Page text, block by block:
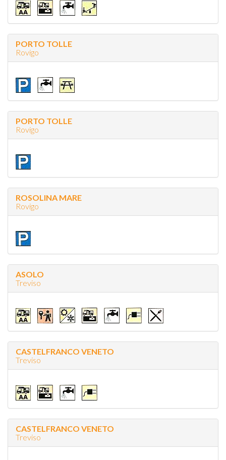
PORTO TOLLE
Rovigo
PORTO TOLLE
Rovigo
ROSOLINA MARE
Rovigo
ASOLO
Treviso
CASTELFRANCO VENETO
Treviso
CASTELFRANCO VENETO
Treviso